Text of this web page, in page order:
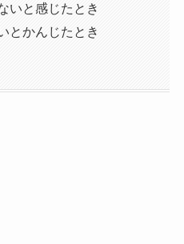
いと感じたとき
とかんじたとき